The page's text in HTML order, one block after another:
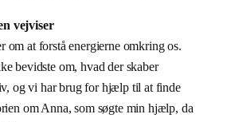
vejviser
om at forstå energierne omkring os.
bevidste om, hvad der skaber
og vi har brug for hjælp til at finde
om Anna, som søgte min hjælp, da